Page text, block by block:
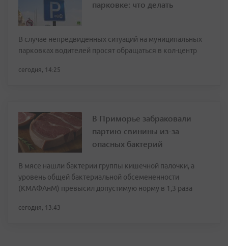
парковке: что делать
В случае непредвиденных ситуаций на муниципальных
парковках водителей просят обращаться в кол-центр
сегодня, 14:25
В Приморье забраковали
партию свинины из-за
опасных бактерий
В мясе нашли бактерии группы кишечной палочки, а
уровень общей бактериальной обсемененности
(КМАФАнМ) превысил допустимую норму в 1,3 раза
сегодня, 13:43